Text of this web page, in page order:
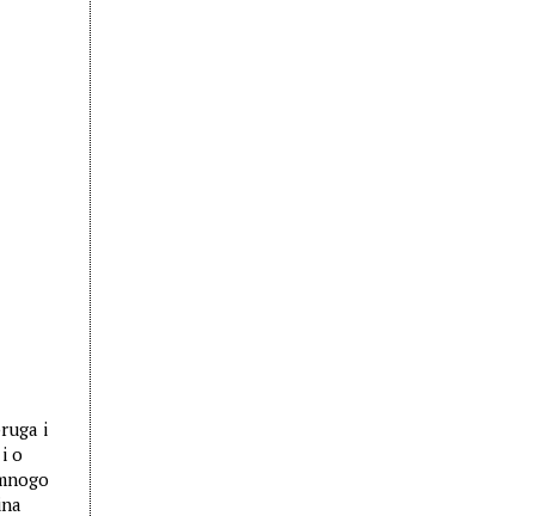
i
o